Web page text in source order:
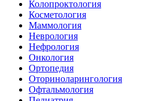
Колопроктология
Косметология
Маммология
Неврология
Нефрология
Онкология
Ортопедия
Оториноларингология
Офтальмология